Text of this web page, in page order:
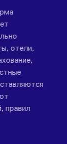
отели,
правил